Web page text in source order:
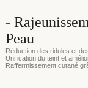
-
Peau
Réduction des ridules et
Unification du teint et
Raffermissement cutané